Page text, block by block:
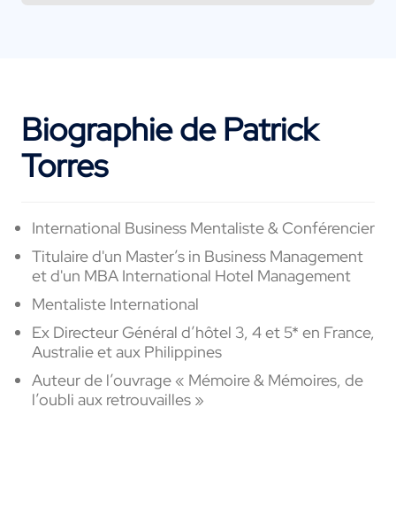
Biographie de Patrick
Torres
International Business Mentaliste & Conférencier
Titulaire d'un Master’s in Business Management
et d'un MBA International Hotel Management
Mentaliste International
Ex Directeur Général d’hôtel 3, 4 et 5* en France,
Australie et aux Philippines
Auteur de l’ouvrage « Mémoire & Mémoires, de
l’oubli aux retrouvailles »